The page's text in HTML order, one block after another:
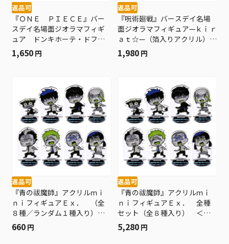
返品可
『ＯＮＥ ＰＩＥＣＥ』バー
スデイ名場面ジオラマフィギ
ュア ドンキホーテ・ドフラ
ミンゴ ＢＤ４
1,650 円
返品可
『呪術廻戦』バースデイ名場
面ジオラマフィギュア—ｋｉｒ
ａｔ☆—（箔入りアクリル）
狗巻棘 ＢＤ４
1,980 円
返品可
『青の祓魔師』アクリルｍｉ
ｎｉフィギュアＥｘ． （全
８種／ランダム１種入り）
＜青の祓魔師 納涼怪談会
奥村燐 真夏の夜の単独任務
660 円
返品可
『青の祓魔師』アクリルｍｉ
ｎｉフィギュアＥｘ． 全種
セット（全８種入り） ＜青
の祓魔師 納涼怪談会 奥村
燐 真夏の夜の単独任務「百
5,280 円